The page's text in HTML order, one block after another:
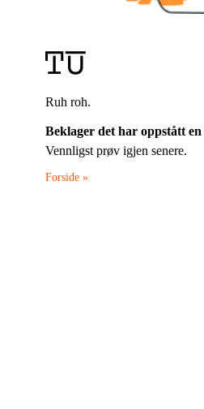
Ruh roh.
Beklager det har oppstått en
Vennligst prøv igjen senere.
Forside »